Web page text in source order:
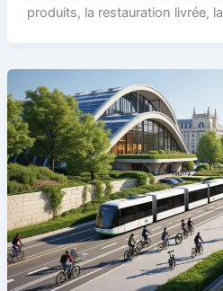
produits, la restauration livrée, la